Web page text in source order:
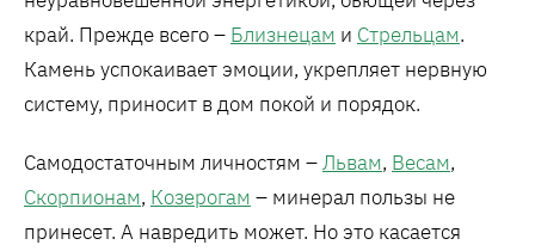
край. Прежде всего – Близнецам и Стрельцам.
Камень успокаивает эмоции, укрепляет нервную
систему, приносит в дом покой и порядок.
Самодостаточным личностям –Львам, Весам,
Скорпионам, Козерогам – минерал пользы не
принесет. А навредить может. Но это касается